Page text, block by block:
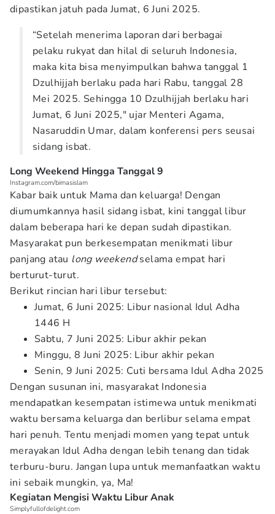
dipastikan jatuh pada Jumat, 6 Juni 2025.
“Setelah menerima laporan dari berbagai
pelaku rukyat dan hilal di seluruh Indonesia,
maka kita bisa menyimpulkan bahwa tanggal 1
Dzulhijjah berlaku pada hari Rabu, tanggal 28
Mei 2025. Sehingga 10 Dzulhijjah berlaku hari
Jumat, 6 Juni 2025," ujar Menteri Agama,
Nasaruddin Umar, dalam konferensi pers seusai
sidang isbat.
Long Weekend Hingga Tanggal 9
Instagram.com/bimasislam
Kabar baik untuk Mama dan keluarga! Dengan
diumumkannya hasil sidang isbat, kini tanggal libur
dalam beberapa hari ke depan sudah dipastikan.
Masyarakat pun berkesempatan menikmati libur
panjang atau long weekendselama empat hari
berturut-turut.
Berikut rincian hari libur tersebut:
Jumat, 6 Juni 2025: Libur nasional Idul Adha
1446 H
Sabtu, 7 Juni 2025: Libur akhir pekan
Minggu, 8 Juni 2025: Libur akhir pekan
Senin, 9 Juni 2025: Cuti bersama Idul Adha 2025
Dengan susunan ini, masyarakat Indonesia
mendapatkan kesempatan istimewa untuk menikmati
waktu bersama keluarga dan berlibur selama empat
hari penuh. Tentu menjadi momen yang tepat untuk
merayakan Idul Adha dengan lebih tenang dan tidak
terburu-buru. Jangan lupa untuk memanfaatkan waktu
ini sebaik mungkin, ya, Ma!
Kegiatan Mengisi Waktu Libur Anak
Simplyfullofdelight.com